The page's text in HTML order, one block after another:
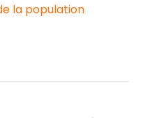
la population